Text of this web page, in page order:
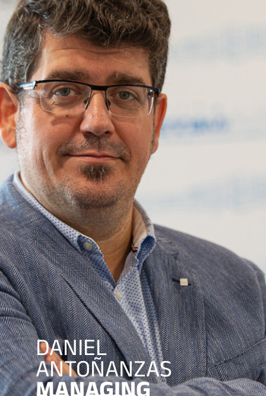
DANIEL
ANTOÑANZAS